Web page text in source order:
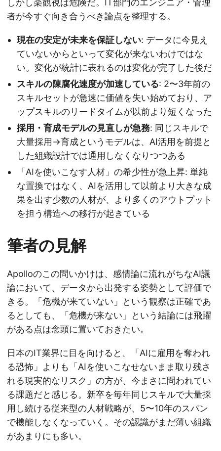
しかし楽観視は危険だ。IT部門のエンジニア・管理
者が今すぐ向き合うべき論点を整理する。
現在の安定が未来を保証しない: データに今見え
ていないからといって変化が来ないわけではな
い。変化が統計に表れるのは変化が完了した後だ
スキルの陳腐化速度が加速している: 2〜3年前の
スキルセットが急速に価値を失い始めており、ア
ップスキルのリードタイムが以前より短くなった
採用・育成モデルの見直しが急務: 同じスキルで
大量採用→育成というモデルは、AI活用を前提と
した組織設計では通用しなくなりつつある
「AIを使いこなす人材」の希少性が急上昇: 単純
な置換ではなく、AIを活用して以前より大きな成
果を出す少数の人材が、より多くのアウトプット
を担う構造への移行が起きている
筆者の見解
Apolloのこの問いかけは、感情論に流れがちなAI議
論において、データから出発する姿勢として評価で
きる。「危機が来ていない」という観察は正確であ
るとしても、「危機が来ない」という結論には飛躍
がある点は念頭に置いておきたい。
日本のIT業界に目を向けると、「AIに雇用を奪われ
る恐怖」よりも「AIを使いこなせないまま取り残さ
れる現実的なリスク」の方が、今まさに問われてい
る課題だと感じる。新卒を毎年同じスキルで大量採
用し続ける従来型の人材戦略が、5〜10年のスパン
で機能しなくなっていく。その認識がまだ薄い組織
があまりにも多い。